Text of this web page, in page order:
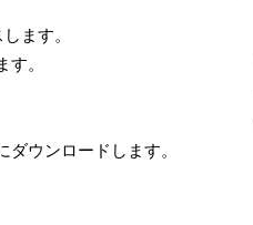
ます。
。
ウンロードします。